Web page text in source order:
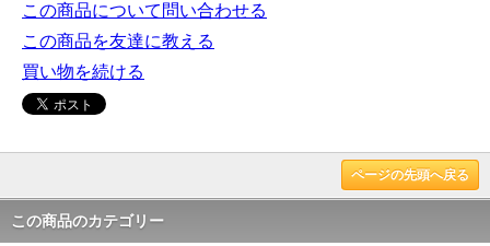
この商品について問い合わせる
この商品を友達に教える
買い物を続ける
ページの先頭へ戻る
この商品のカテゴリー